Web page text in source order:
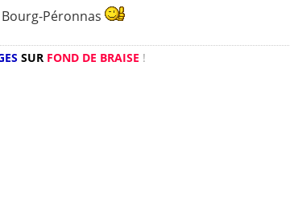
Péronnas
SUR FOND DE BRAISE !